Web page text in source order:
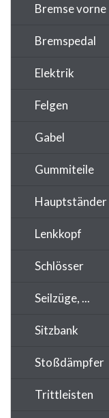
Bremse vorne
Bremspedal
Elektrik
Felgen
Gabel
Gummiteile
Hauptständer
Lenkkopf
Schlösser
Seilzüge, ...
Sitzbank
Stoßdämpfer
Trittleisten